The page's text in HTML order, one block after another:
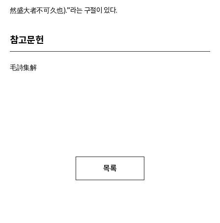
然盛大者不可久也).”라는 구절이 있다.
참고문헌
毛詩集解
목록